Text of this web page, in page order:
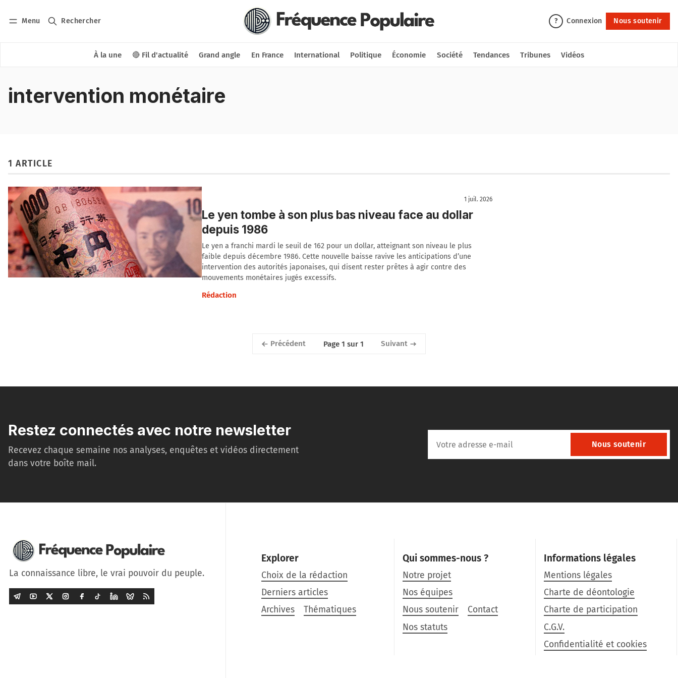
Menu Rechercher ? Connexion Nous soutenir
À la une 🔴 Fil d'actualité Grand angle En France International Politique Économie Société Tendances Tribunes Vidéos
Nous soutenir
intervention monétaire
1 ARTICLE
1 juil. 2026
Le yen tombe à son plus bas niveau face au dollar
depuis 1986
Le yen a franchi mardi le seuil de 162 pour un dollar, atteignant son niveau le plus
faible depuis décembre 1986. Cette nouvelle baisse ravive les anticipations d’une
intervention des autorités japonaises, qui disent rester prêtes à agir contre des
mouvements monétaires jugés excessifs.
Rédaction
Précédent Page 1 sur 1 Suivant
Restez connectés avec notre newsletter
Recevez chaque semaine nos analyses, enquêtes et vidéos directement
dans votre boîte mail.
Nous soutenir
La connaissance libre, le vrai pouvoir du peuple.
Explorer
Choix de la rédaction
Derniers articles
Archives
Thématiques
Qui sommes-nous ?
Notre projet
Nos équipes
Nous soutenir
Contact
Nos statuts
Informations légales
Mentions légales
Charte de déontologie
Charte de participation
C.G.V.
Confidentialité et cookies